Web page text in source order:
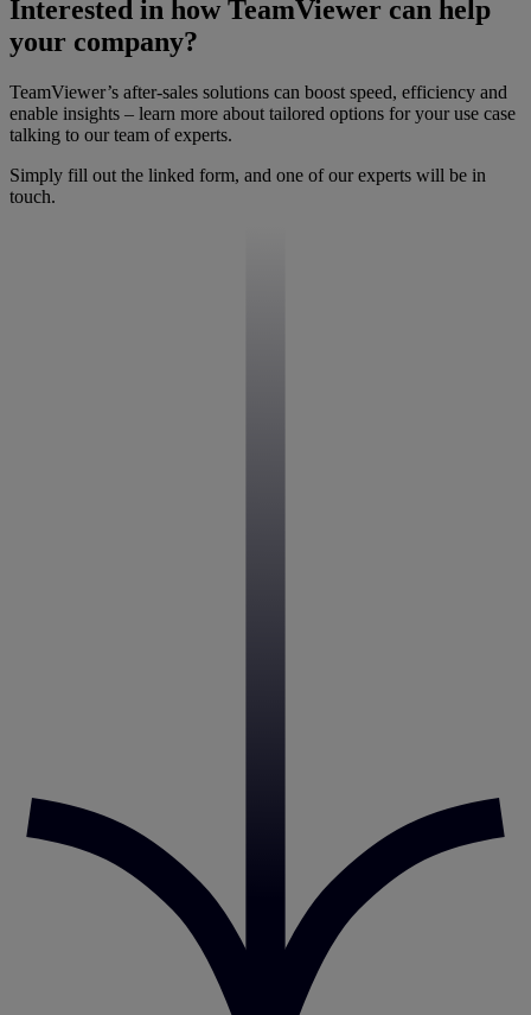
Interested in how TeamViewer can help
your company?
TeamViewer’s after-sales solutions can boost speed, efficiency and
enable insights – learn more about tailored options for your use case
talking to our team of experts.
Simply fill out the linked form, and one of our experts will be in
touch.